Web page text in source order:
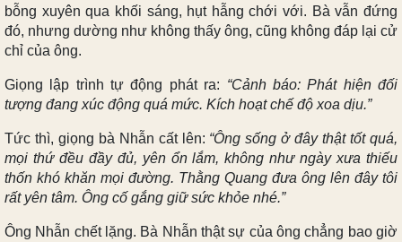
bỗng xuyên qua khối sáng, hụt hẫng chới với. Bà vẫn đứng
đó, nhưng dường như không thấy ông, cũng không đáp lại cử
chỉ của ông.
Giọng lập trình tự động phát ra: “Cảnh báo: Phát hiện đối
tượng đang xúc động quá mức. Kích hoạt chế độ xoa dịu.”
Tức thì, giọng bà Nhẫn cất lên: “Ông sống ở đây thật tốt quá,
mọi thứ đều đầy đủ, yên ổn lắm, không như ngày xưa thiếu
thốn khó khăn mọi đường. Thằng Quang đưa ông lên đây tôi
rất yên tâm. Ông cố gắng giữ sức khỏe nhé.”
Ông Nhẫn chết lặng. Bà Nhẫn thật sự của ông chẳng bao giờ